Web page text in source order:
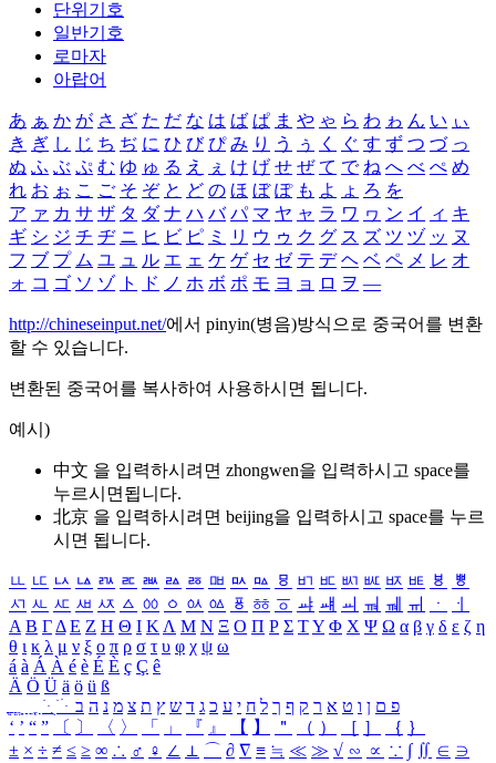
단위기호
일반기호
로마자
아랍어
あ ぁ か が さ ざ た だ な は ば ぱ ま や ゃ ら わ ゎ ん い ぃ
き ぎ し じ ち ぢ に ひ び ぴ み り う ぅ く ぐ す ず つ づ っ
ぬ ふ ぶ ぷ む ゆ ゅ る え ぇ け げ せ ぜ て で ね へ べ ぺ め
れ お ぉ こ ご そ ぞ と ど の ほ ぼ ぽ も よ ょ ろ を
ア ァ カ サ ザ タ ダ ナ ハ バ パ マ ヤ ャ ラ ワ ヮ ン イ ィ キ
ギ シ ジ チ ヂ ニ ヒ ビ ピ ミ リ ウ ゥ ク グ ス ズ ツ ヅ ッ ヌ
フ ブ プ ム ユ ュ ル エ ェ ケ ゲ セ ゼ テ デ ヘ ベ ペ メ レ オ
ォ コ ゴ ソ ゾ ト ド ノ ホ ボ ポ モ ヨ ョ ロ ヲ ―
http://chineseinput.net/에서 pinyin(병음)방식으로 중국어를 변환
할 수 있습니다.
변환된 중국어를 복사하여 사용하시면 됩니다.
예시)
中文 을 입력하시려면 zhongwen을 입력하시고 space를
누르시면됩니다.
北京 을 입력하시려면 beijing을 입력하시고 space를 누르
시면 됩니다.
ㅥ ㅦ ㅧ ㅨ ㅩ ㅪ ㅫ ㅬ ㅭ ㅮ ㅯ ㅰ ㅱ ㅲ ㅳ ㅴ ㅵ ㅶ ㅷ ㅸ
ㅹ
ㅺ ㅻ ㅼ ㅽ ㅾ ㅿ ㆀ ㆁ ㆂ ㆃ ㆄ ㆅ ㆆ ㆇ ㆈ ㆉ ㆊ ㆋ ㆌ ㆍ
ㆎ
Α Β ΓΔ Ε Ζ Η Θ Ι ΚΛ Μ Ν Ξ Ο Π Ρ Σ ΤΥ Φ Χ Ψ Ω α β γ δ ε ζ η
θ ι κ λ μ ν ξ ο π ρ σ τ υ φ χ ψ ω
á à Á À é è É È ç Ç ê
Ä Ö Ü ä ö ü ß
ִֶֹ ֻּ ׁׂ פ ם ן ו ט א ר ק ף ך ל ח י ע כ ג ד ש ץ ת צ מ נ ה ב
‘ ’ “ ” 〔 〕 〈 〉 「 」 『 』 【 】 ＂ （ ） ［ ］ ｛ ｝
± × ÷ ≠ ≤ ≥ ∞ ∴ ♂ ♀ ∠ ⊥ ⌒ ∂ ∇ ≡ ≒ ≪ ≫ √ ∽ ∝ ∵ ∫ ∬ ∈ ∋